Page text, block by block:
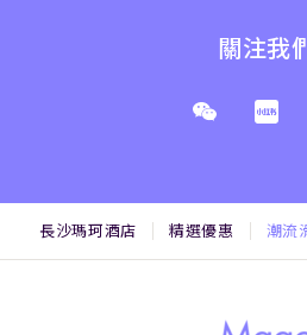
關注我
長沙瑪珂酒店 精選優惠 潮流